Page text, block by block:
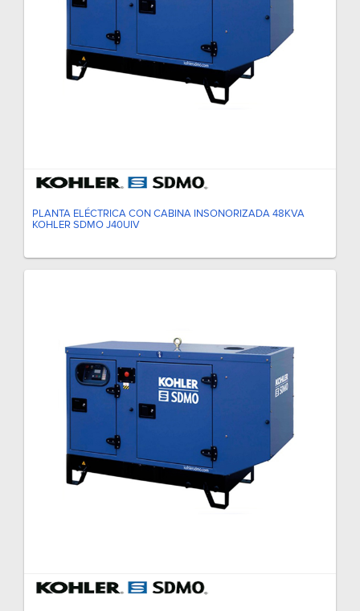
PLANTA ELÉCTRICA CON CABINA INSONORIZADA 48KVA
KOHLER SDMO J40UIV